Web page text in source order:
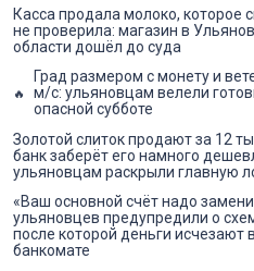
Касса продала молоко, которое
не проверила: магазин в
области дошёл до суда
Град размером с монету и
м/с: ульяновцам велели
опасной субботе
Золотой слиток продают за 12
банк заберёт его намного
ульяновцам раскрыли главную
«Ваш основной счёт надо
ульяновцев предупредили о
после которой деньги исчезают в
банкомате